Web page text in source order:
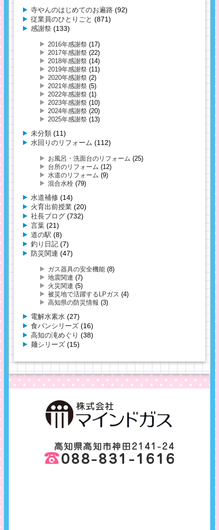
寺やんのはじめてのお遍路 (92)
従業員のひとりごと (871)
感謝祭 (133)
2016年感謝祭 (17)
2017年感謝祭 (22)
2018年感謝祭 (14)
2019年感謝祭 (11)
2020年感謝祭 (2)
2021年感謝祭 (5)
2022年感謝祭 (1)
2023年感謝祭 (10)
2024年感謝祭 (20)
2025年感謝祭 (13)
未分類 (11)
水回りのリフォーム (112)
お風呂・洗面台のリフォーム (25)
台所のリフォーム (12)
水道のリフォーム (9)
混合水栓 (79)
水道補修 (14)
火育出前授業 (20)
社長ブログ (732)
言葉 (21)
道の駅 (8)
釣り日記 (7)
防災関連 (47)
ガス器具の安全機能 (8)
地震関連 (7)
火災関連 (5)
被災地で活躍するLPガス (4)
高知県の防災情報 (3)
電解水素水 (27)
食パンシリーズ (16)
高知の滝めぐり (38)
麺シリーズ (15)